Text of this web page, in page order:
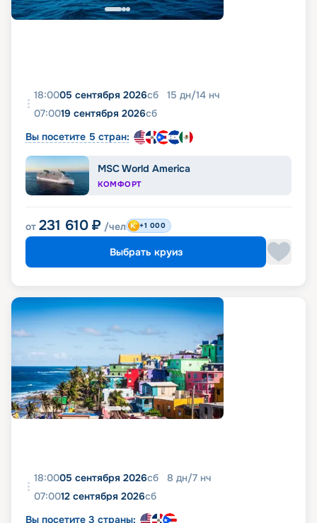
18:0005 сентября 2026сб 15 дн/14 нч
07:0019 сентября 2026сб
Вы посетите 5 стран:
MSC World America
КОМФОРТ
от 231 610 ₽ /чел +1 000
Выбрать круиз
18:0005 сентября 2026сб 8 дн/7 нч
07:0012 сентября 2026сб
Вы посетите 3 страны: